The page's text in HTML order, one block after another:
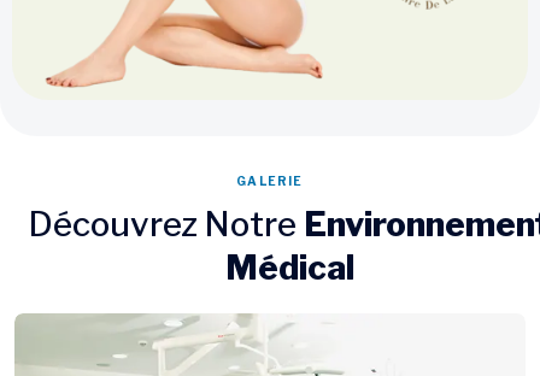
GALERIE
Découvrez Notre
Médical